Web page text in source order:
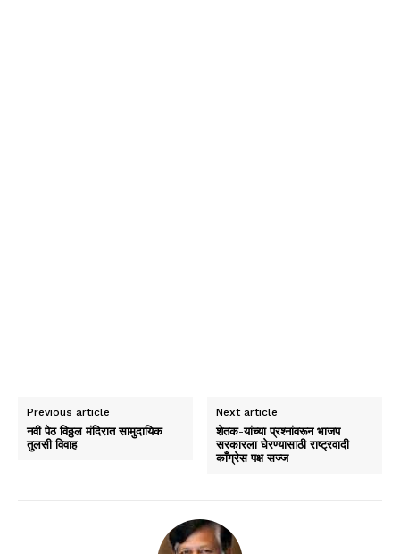
Previous article
नवी पेठ विठ्ठल मंदिरात सामुदायिक
तुलसी विवाह
Next article
शेतक-यांच्या प्रश्नांवरून भाजप
सरकारला घेरण्यासाठी राष्ट्रवादी
काँग्रेस पक्ष सज्ज